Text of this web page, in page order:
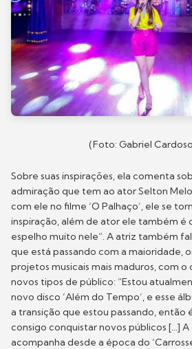
(Foto: Gabriel
Sobre suas inspirações, ela comenta
admiração que tem ao ator Selton
com ele no filme ‘O Palhaço’, ele se
inspiração, além de ator ele também é
espelho muito nele”. A atriz também
que está passando com a maioridade,
projetos musicais mais maduros, com
novos tipos de público: “Estou
novo disco ‘Além do Tempo’, e esse
a transição que estou passando, então
consigo conquistar novos públicos [...]
acompanha desde a época do